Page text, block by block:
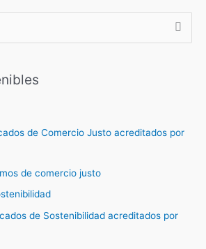
de Comercio Justo acreditados por
de comercio justo
de Sostenibilidad acreditados por